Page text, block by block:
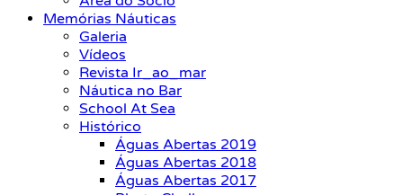
Memórias Náuticas
Galeria
Vídeos
Revista Ir_ao_mar
Náutica no Bar
School At Sea
Histórico
Águas Abertas 2019
Águas Abertas 2018
Águas Abertas 2017